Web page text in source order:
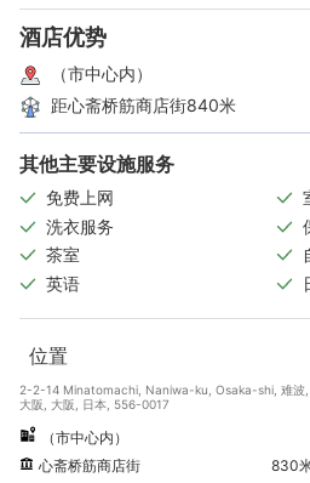
酒店优势
（市中心内）
距心斋桥筋商店街840米
其他主要设施服务
免费上网
洗衣服务
茶室
英语
位置
2-2-14 Minatomachi, Naniwa-ku, Osaka-shi, 难波,
大阪, 大阪, 日本, 556-0017
（市中心内）
心斋桥筋商店街
830